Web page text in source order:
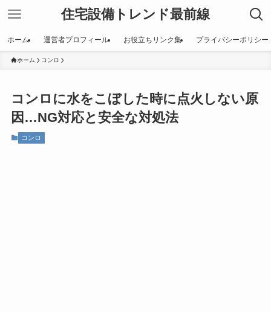
住宅設備トレンド最前線
ホーム 運営者プロフィール お役立ちリンク集 プライバシーポリシー
ホーム コンロ
コンロに水をこぼした時に点火しない原
因…NG対応と安全な対処法
コンロ